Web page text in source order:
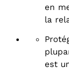
en
la
est